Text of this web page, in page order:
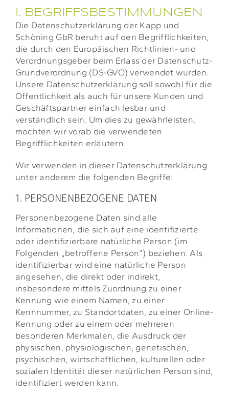
I. BEGRIFFSBESTIMMUNGEN
Die Datenschutzerklärung der Kapp und
Schöning GbR beruht auf den Begrifflichkeiten,
die durch den Europäischen Richtlinien- und
Verordnungsgeber beim Erlass der Datenschutz-
Grundverordnung (DS-GVO) verwendet wurden.
Unsere Datenschutzerklärung soll sowohl für die
Öffentlichkeit als auch für unsere Kunden und
Geschäftspartner einfach lesbar und
verständlich sein. Um dies zu gewährleisten,
möchten wir vorab die verwendeten
Begrifflichkeiten erläutern.
Wir verwenden in dieser Datenschutzerklärung
unter anderem die folgenden Begriffe:
1. PERSONENBEZOGENE DATEN
Personenbezogene Daten sind alle
Informationen, die sich auf eine identifizierte
oder identifizierbare natürliche Person (im
Folgenden „betroffene Person“) beziehen. Als
identifizierbar wird eine natürliche Person
angesehen, die direkt oder indirekt,
insbesondere mittels Zuordnung zu einer
Kennung wie einem Namen, zu einer
Kennnummer, zu Standortdaten, zu einer Online-
Kennung oder zu einem oder mehreren
besonderen Merkmalen, die Ausdruck der
physischen, physiologischen, genetischen,
psychischen, wirtschaftlichen, kulturellen oder
sozialen Identität dieser natürlichen Person sind,
identifiziert werden kann.